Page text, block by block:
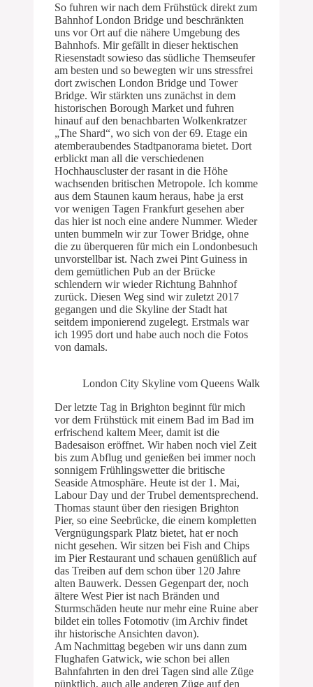
So fuhren wir nach dem Frühstück direkt zum
Bahnhof London Bridge und beschränkten
uns vor Ort auf die nähere Umgebung des
Bahnhofs. Mir gefällt in dieser hektischen
Riesenstadt sowieso das südliche Themseufer
am besten und so bewegten wir uns stressfrei
dort zwischen London Bridge und Tower
Bridge. Wir stärkten uns zunächst in dem
historischen Borough Market und fuhren
hinauf auf den benachbarten Wolkenkratzer
„The Shard“, wo sich von der 69. Etage ein
atemberaubendes Stadtpanorama bietet. Dort
erblickt man all die verschiedenen
Hochhauscluster der rasant in die Höhe
wachsenden britischen Metropole. Ich komme
aus dem Staunen kaum heraus, habe ja erst
vor wenigen Tagen Frankfurt gesehen aber
das hier ist noch eine andere Nummer. Wieder
unten bummeln wir zur Tower Bridge, ohne
die zu überqueren für mich ein Londonbesuch
unvorstellbar ist. Nach zwei Pint Guiness in
dem gemütlichen Pub an der Brücke
schlendern wir wieder Richtung Bahnhof
zurück. Diesen Weg sind wir zuletzt 2017
gegangen und die Skyline der Stadt hat
seitdem imponierend zugelegt. Erstmals war
ich 1995 dort und habe auch noch die Fotos
von damals.
London City Skyline vom Queens Walk
Der letzte Tag in Brighton beginnt für mich
vor dem Frühstück mit einem Bad im Bad im
erfrischend kaltem Meer, damit ist die
Badesaison eröffnet. Wir haben noch viel Zeit
bis zum Abflug und genießen bei immer noch
sonnigem Frühlingswetter die britische
Seaside Atmosphäre. Heute ist der 1. Mai,
Labour Day und der Trubel dementsprechend.
Thomas staunt über den riesigen Brighton
Pier, so eine Seebrücke, die einem kompletten
Vergnügungspark Platz bietet, hat er noch
nicht gesehen. Wir sitzen bei Fish and Chips
im Pier Restaurant und schauen genüßlich auf
das Treiben auf dem schon über 120 Jahre
alten Bauwerk. Dessen Gegenpart der, noch
ältere West Pier ist nach Bränden und
Sturmschäden heute nur mehr eine Ruine aber
bildet ein tolles Fotomotiv (im Archiv findet
ihr historische Ansichten davon).
Am Nachmittag begeben wir uns dann zum
Flughafen Gatwick, wie schon bei allen
Bahnfahrten in den drei Tagen sind alle Züge
pünktlich, auch alle anderen Züge auf den